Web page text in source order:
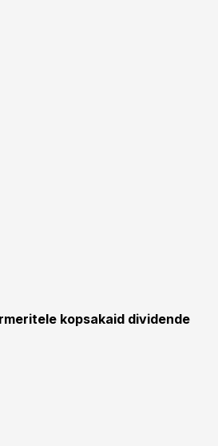
kopsakaid dividende